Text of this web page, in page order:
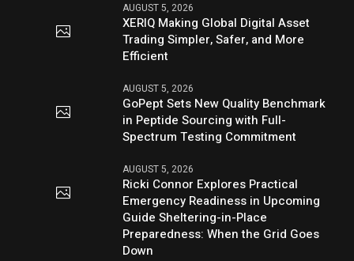
AUGUST 5, 2026
XERIQ Making Global Digital Asset
Trading Simpler, Safer, and More
Efficient
AUGUST 5, 2026
GoPept Sets New Quality Benchmark
in Peptide Sourcing with Full-
Spectrum Testing Commitment
AUGUST 5, 2026
Ricki Connor Explores Practical
Emergency Readiness in Upcoming
Guide Sheltering-in-Place
Preparedness: When the Grid Goes
Down